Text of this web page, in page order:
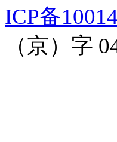
ICP备
（京）字